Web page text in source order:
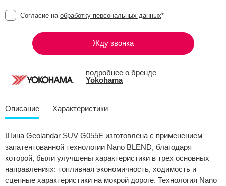
Согласие на обработку персональных данных*
Жду звонка
подробнее о бренде
Yokohama
Описание Характеристики
Шина Geolandar SUV G055E изготовлена с применением
запатентованной технологии Nano BLEND, благодаря
которой, были улучшены характеристики в трех основных
направлениях: топливная экономичность, ходимость и
сцепные характеристики на мокрой дороге. Технология Nano